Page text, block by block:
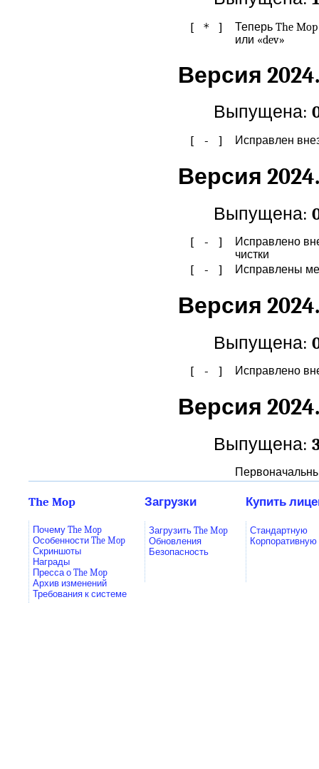
[ * ]
Теперь The
или «dev»
Версия
Выпущена:
[ - ] Исправлен
Версия
Выпущена:
[ - ]
Исправлено
чистки
[ - ] Исправлены
Версия
Выпущена:
[ - ] Исправлено
Версия
Выпущена:
The Mop
Почему The Mop
Особенности The Mop
Скриншоты
Награды
Пресса о The Mop
Архив изменений
Требования к системе
Загрузки
Загрузить The Mop
Обновления
Безопасность
Купить
Стандартную
Корпоративную